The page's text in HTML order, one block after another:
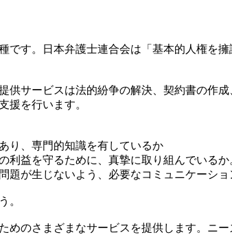
す。日本弁護士連合会は「基本的人権を
サービスは法的紛争の解決、契約書の作
援を行います。
り、専門的知識を有しているか
益を守るために、真摯に取り組んでいる
題が生じないよう、必要なコミュニケーシ
。
のさまざまなサービスを提供します。ニ